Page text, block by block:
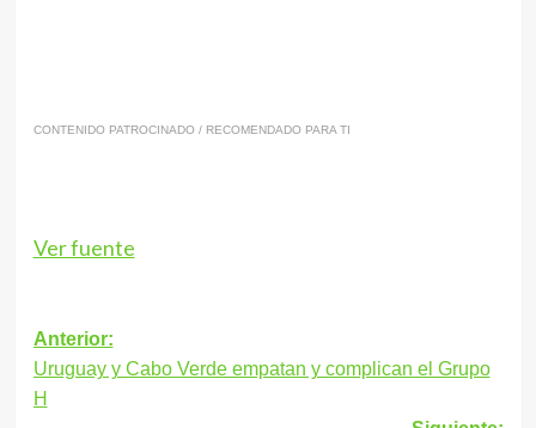
CONTENIDO PATROCINADO / RECOMENDADO PARA TI
Ver fuente
Navegación
de
Anterior:
Uruguay y Cabo Verde empatan y complican el Grupo
H